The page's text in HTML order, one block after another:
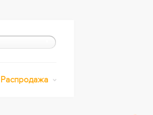
Распродажа